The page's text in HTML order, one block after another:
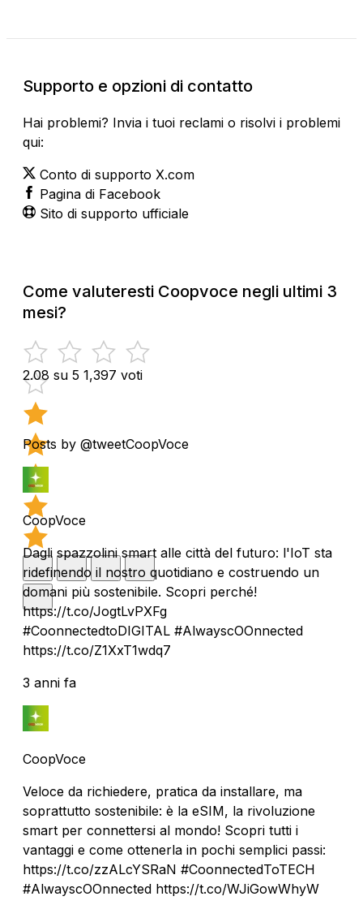
Supporto e opzioni di contatto
Hai problemi? Invia i tuoi reclami o risolvi i problemi
qui:
Conto di supporto X.com
Pagina di Facebook
Sito di supporto ufficiale
Come valuteresti Coopvoce negli ultimi 3
mesi?
2.08 su 5 1,397 voti
Posts by @tweetCoopVoce
CoopVoce
Dagli spazzolini smart alle città del futuro: l'IoT sta
ridefinendo il nostro quotidiano e costruendo un
domani più sostenibile. Scopri perché!
https://t.co/JogtLvPXFg
#CoonnectedtoDIGITAL #AlwayscOOnnected
https://t.co/Z1XxT1wdq7
3 anni fa
CoopVoce
Veloce da richiedere, pratica da installare, ma
soprattutto sostenibile: è la eSIM, la rivoluzione
smart per connettersi al mondo! Scopri tutti i
vantaggi e come ottenerla in pochi semplici passi:
https://t.co/zzALcYSRaN #CoonnectedToTECH
#AlwayscOOnnected https://t.co/WJiGowWhyW